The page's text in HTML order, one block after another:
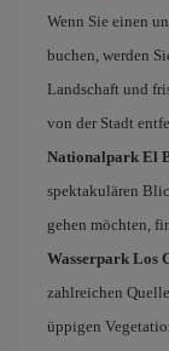
Wenn Sie einen
buchen, werden
Landschaft und
von der Stadt
Nationalpark El
spektakulären
gehen möchten,
Wasserpark Los
zahlreichen
üppigen